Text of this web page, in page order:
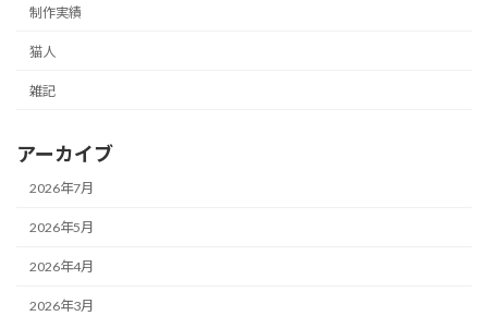
制作実績
猫人
雑記
アーカイブ
2026年7月
2026年5月
2026年4月
2026年3月